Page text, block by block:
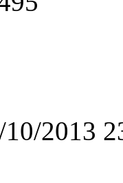
10/2013